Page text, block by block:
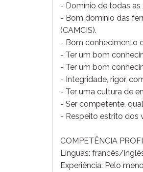
- Domínio de todas
- Bom domínio das
(CAMCIS).
- Bom conhecimento
- Ter um bom
- Ter um bom
- Integridade, rigor,
- Ter uma cultura de
- Ser competente,
- Respeito estrito dos
COMPETÊNCIA
Línguas: francês/
Experiência: Pelo